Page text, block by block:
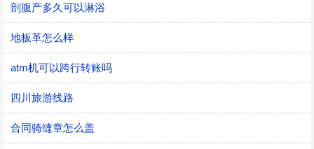
剖腹产多久可以淋浴
地板革怎么样
atm机可以跨行转账吗
四川旅游线路
合同骑缝章怎么盖